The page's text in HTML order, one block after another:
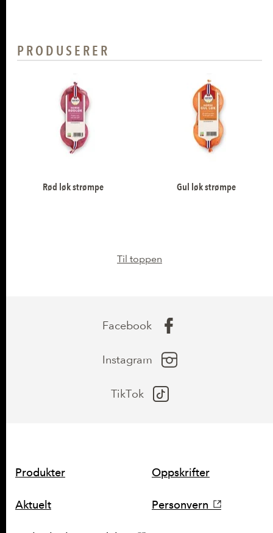
PRODUSERER
Rød løk strømpe Gul løk strømpe
Til toppen
Facebook
Instagram
TikTok
SNARVEIER
Produkter Oppskrifter
Aktuelt Personvern